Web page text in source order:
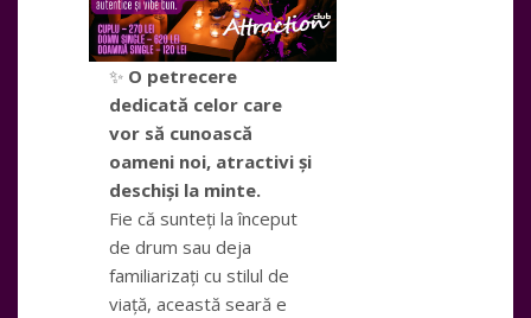
✨ O petrecere
dedicată celor care
vor să cunoască
oameni noi, atractivi și
deschiși la minte.
Fie că sunteți la început
de drum sau deja
familiarizați cu stilul de
viață, această seară e